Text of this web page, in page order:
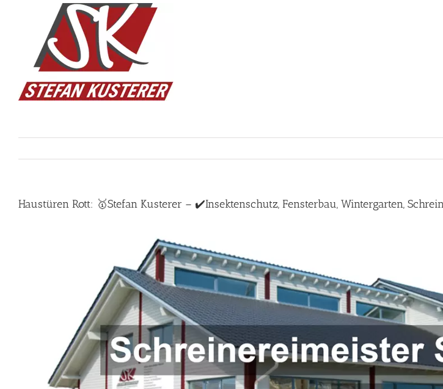
Haustüren Rott: 🥇Stefan Kusterer – ✔️Insektenschutz, Fensterbau, Wintergarten,